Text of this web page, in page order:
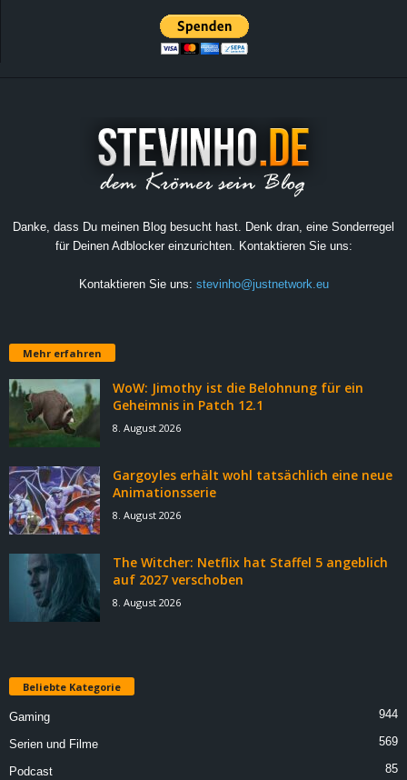
Danke, dass Du meinen Blog besucht hast. Denk dran, eine Sonderregel
für Deinen Adblocker einzurichten. Kontaktieren Sie uns:
Kontaktieren Sie uns: stevinho@justnetwork.eu
Mehr erfahren
WoW: Jimothy ist die Belohnung für ein
Geheimnis in Patch 12.1
8. August 2026
Gargoyles erhält wohl tatsächlich eine neue
Animationsserie
8. August 2026
The Witcher: Netflix hat Staffel 5 angeblich
auf 2027 verschoben
8. August 2026
Beliebte Kategorie
Gaming 944
Serien und Filme 569
Podcast 85